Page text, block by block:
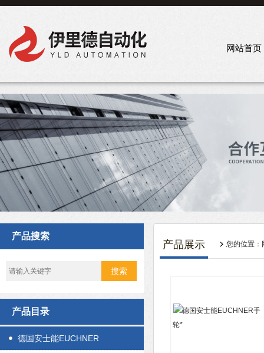
网站首页
产品搜索
产品目录
德国安士能EUCHNER
产品展示 您的位置：